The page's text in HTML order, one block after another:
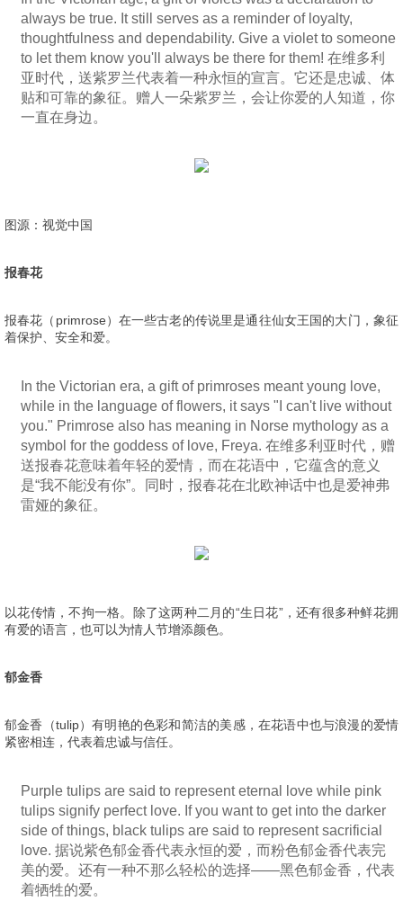
always be true. It still serves as a reminder of loyalty,
thoughtfulness and dependability. Give a violet to someone
to let them know you'll always be there for them! 在维多利
亚时代，送紫罗兰代表着一种永恒的宣言。它还是忠诚、体
贴和可靠的象征。赠人一朵紫罗兰，会让你爱的人知道，你
一直在身边。
图源：视觉中国
报春花
报春花（primrose）在一些古老的传说里是通往仙女王国的大门，象征
着保护、安全和爱。
In the Victorian era, a gift of primroses meant young love,
while in the language of flowers, it says "I can't live without
you." Primrose also has meaning in Norse mythology as a
symbol for the goddess of love, Freya. 在维多利亚时代，赠
送报春花意味着年轻的爱情，而在花语中，它蕴含的意义
是“我不能没有你”。同时，报春花在北欧神话中也是爱神弗
雷娅的象征。
以花传情，不拘一格。除了这两种二月的“生日花”，还有很多种鲜花拥
有爱的语言，也可以为情人节增添颜色。
郁金香
郁金香（tulip）有明艳的色彩和简洁的美感，在花语中也与浪漫的爱情
紧密相连，代表着忠诚与信任。
Purple tulips are said to represent eternal love while pink
tulips signify perfect love. If you want to get into the darker
side of things, black tulips are said to represent sacrificial
love. 据说紫色郁金香代表永恒的爱，而粉色郁金香代表完
美的爱。还有一种不那么轻松的选择——黑色郁金香，代表
着牺牲的爱。